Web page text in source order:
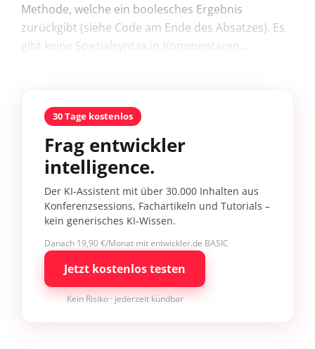
Methode, welche ein boole­sches Ergebnis
zurückgibt (siehe Code am Ende des Absatzes). Es
gibt keine Spezialsyntax in Kommentaren...
30 Tage kostenlos
Frag entwickler
intelligence.
Der KI-Assistent mit über 30.000 Inhalten aus
Konferenzsessions, Fachartikeln und Tutorials –
kein generisches KI-Wissen.
Danach 19,90 €/Monat mit entwickler.de BASIC
Jetzt kostenlos testen
Kein Risiko · jederzeit kündbar